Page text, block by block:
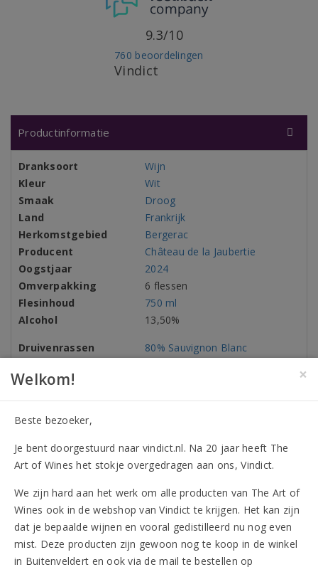
Vindict
760 beoordelingen
9.3/10
Productinformatie
Dranksoort
Wijn
Kleur
Wit
Smaak
Droog
Land
Frankrijk
Herkomstgebied
Bergerac
Producent
Château de la Jaubertie
Oogstjaar
2024
Omverpakking
6 flessen
Flesinhoud
750 ml
Alcohol
13,50%
Druivenrassen
80% Sauvignon Blanc
Allergenen
Kenmerken
Beoordelingen
Vergelijkbare artikelen
×
Welkom!
Beste bezoeker,
Je bent doorgestuurd naar vindict.nl. Na 20 jaar heeft The
Art of Wines het stokje overgedragen aan ons, Vindict.
We zijn hard aan het werk om alle producten van The Art of
Wines ook in de webshop van Vindict te krijgen. Het kan zijn
dat je bepaalde wijnen en vooral gedistilleerd nu nog even
mist. Deze producten zijn gewoon nog te koop in de winkel
in Buitenveldert en ook via de mail te bestellen op